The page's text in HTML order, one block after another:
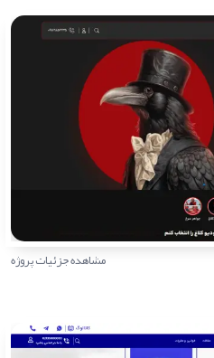
مشاهده جزئیات پروژه